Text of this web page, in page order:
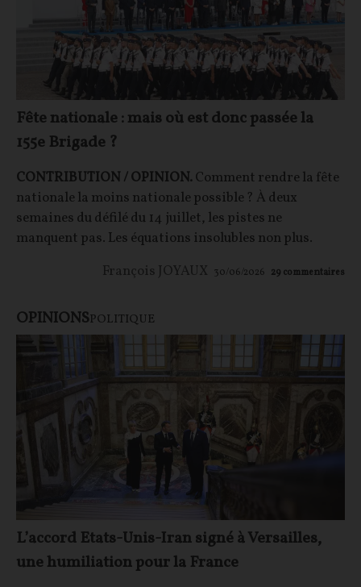
Fête nationale : mais où est donc passée la
155e Brigade ?
CONTRIBUTION / OPINION.Comment rendre la fête
nationale la moins nationale possible ? À deux
semaines du défilé du 14 juillet, les pistes ne
manquent pas. Les équations insolubles non plus.
François JOYAUX
30/06/2026 29 commentaires
OPINIONSPOLITIQUE
L’accord Etats-Unis-Iran signé à Versailles,
une humiliation pour la France